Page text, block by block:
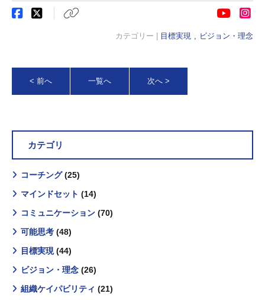
カテゴリー | 目標実現 ビジョン・理念
< 前へ 一覧へ 次へ >
カテゴリ
コーチング(25)
マインドセット (14)
コミュニケーション (70)
可能思考 (48)
目標実現(44)
ビジョン・理念 (26)
組織ケイパビリティ (21)